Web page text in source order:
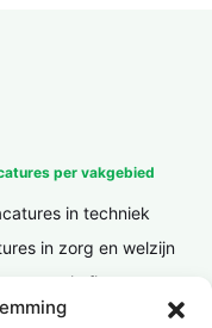
per vakgebied
in techniek
in zorg en welzijn
in finance
in ICT / IT